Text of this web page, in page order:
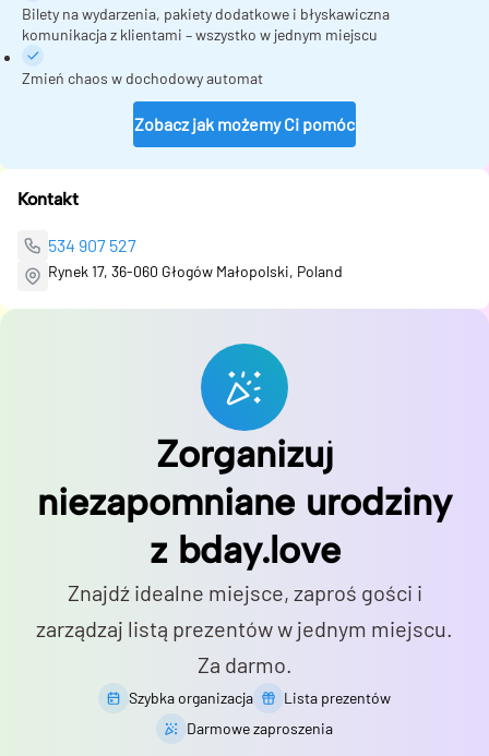
Bilety na wydarzenia, pakiety dodatkowe i błyskawiczna
komunikacja z klientami – wszystko w jednym miejscu
Zmień chaos w dochodowy automat
Zobacz jak możemy Ci pomóc
Kontakt
534 907 527
Rynek 17, 36-060 Głogów Małopolski, Poland
Zorganizuj
niezapomniane urodziny
z bday.love
Znajdź idealne miejsce, zaproś gości i
zarządzaj listą prezentów w jednym miejscu.
Za darmo.
Szybka organizacja
Lista prezentów
Darmowe zaproszenia